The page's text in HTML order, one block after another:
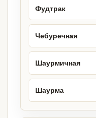
Фудтрак
Чебуречная
Шаурмичная
Шаурма